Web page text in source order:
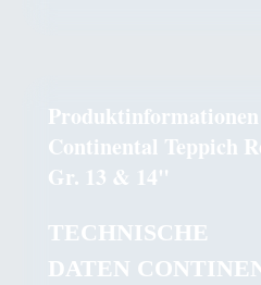
Continental Teppich
Gr. 13 & 14"
TECHNISCHE
DATEN